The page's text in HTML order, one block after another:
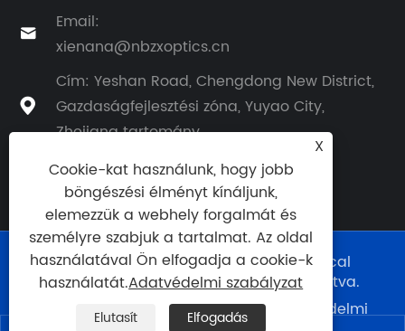

Email:
xienana@nbzxoptics.cn

Cím: Yeshan Road, Chengdong New District,
Gazdaságfejlesztési zóna, Yuyao City,
Zhejiang tartomány
Copyright © 2024 Ningbo Zhixing Optical
Technology Co., Ltd. Minden jog fenntartva.
Sitemap RSS | XML |
Adatvédelmi
X
Cookie-kat használunk, hogy jobb
böngészési élményt kínáljunk,
elemezzük a webhely forgalmát és
személyre szabjuk a tartalmat. Az oldal
használatával Ön elfogadja a cookie-k
használatát.Adatvédelmi szabályzat
Elutasít Elfogadás